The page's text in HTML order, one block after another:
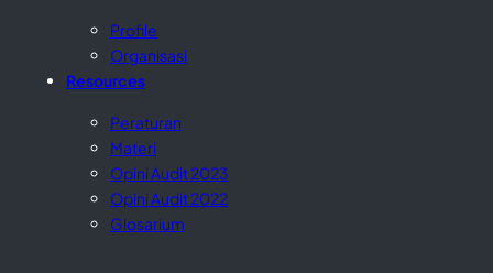
Profile
Organisasi
Resources
Peraturan
Materi
Opini Audit 2023
Opini Audit 2022
Glosarium